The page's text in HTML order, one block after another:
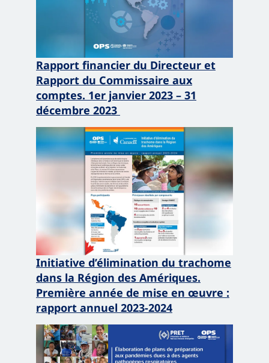
Rapport financier du Directeur et
Rapport du Commissaire aux
comptes. 1er janvier 2023 – 31
décembre 2023
Initiative d’élimination du trachome
dans la Région des Amériques.
Première année de mise en œuvre :
rapport annuel 2023-2024